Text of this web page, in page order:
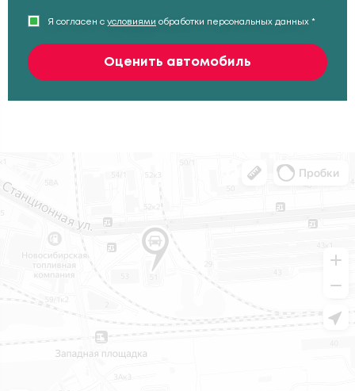
Я согласен с условиями обработки персональных данных *
Оценить автомобиль